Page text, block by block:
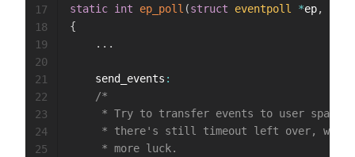
static int ep_poll (struct eventpoll *ep,
{
. . .
	send_events
:
/*
17
18
19
20
21
22
23
24
25